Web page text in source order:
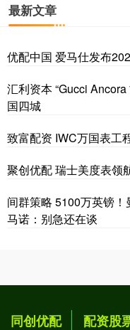
最新文章
优配中国 爱马仕发布
汇利资本 “Gucci
国四城
致富配资 IWC万国表工
聚创优配 瑞士美度表领
间群策略 5100万英镑
马诺：别急还在谈
同创优配
配资股